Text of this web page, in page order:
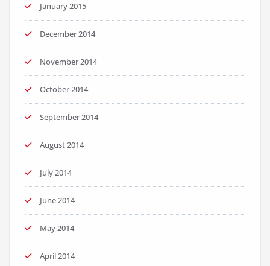
January 2015
December 2014
November 2014
October 2014
September 2014
August 2014
July 2014
June 2014
May 2014
April 2014